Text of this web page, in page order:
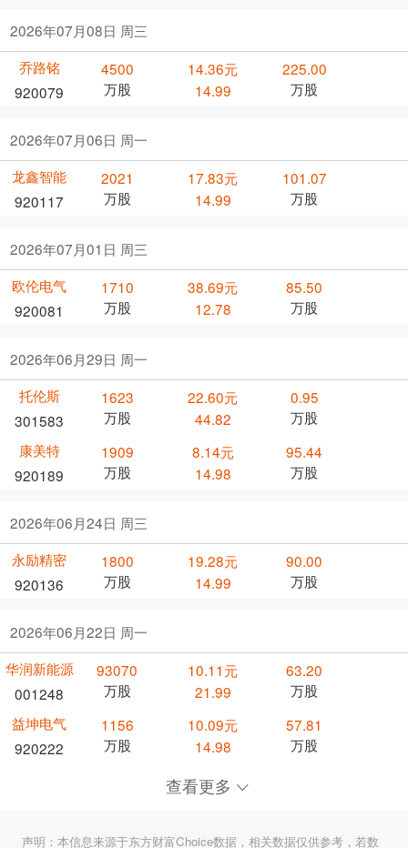
2026年07月08日 周三
乔路铭
920079
4500
万股
14.36元
14.99
225.00
万股
2026年07月06日 周一
龙鑫智能
920117
2021
万股
17.83元
14.99
101.07
万股
2026年07月01日 周三
欧伦电气
920081
1710
万股
38.69元
12.78
85.50
万股
2026年06月29日 周一
托伦斯
301583
1623
万股
22.60元
44.82
0.95
万股
康美特
920189
1909
万股
8.14元
14.98
95.44
万股
2026年06月24日 周三
永励精密
920136
1800
万股
19.28元
14.99
90.00
万股
2026年06月22日 周一
华润新能源
001248
93070
万股
10.11元
21.99
63.20
万股
益坤电气
920222
1156
万股
10.09元
14.98
57.81
万股
查看更多
声明：本信息来源于东方财富Choice数据，相关数据仅供参考，若数